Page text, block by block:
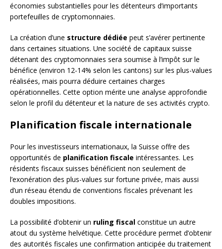
économies substantielles pour les détenteurs d’importants
portefeuilles de cryptomonnaies.
La création d’une structure dédiée peut s’avérer pertinente
dans certaines situations. Une société de capitaux suisse
détenant des cryptomonnaies sera soumise à l’impôt sur le
bénéfice (environ 12-14% selon les cantons) sur les plus-values
réalisées, mais pourra déduire certaines charges
opérationnelles. Cette option mérite une analyse approfondie
selon le profil du détenteur et la nature de ses activités crypto.
Planification fiscale internationale
Pour les investisseurs internationaux, la Suisse offre des
opportunités de planification fiscale intéressantes. Les
résidents fiscaux suisses bénéficient non seulement de
l’exonération des plus-values sur fortune privée, mais aussi
d’un réseau étendu de conventions fiscales prévenant les
doubles impositions.
La possibilité d’obtenir un ruling fiscal constitue un autre
atout du système helvétique. Cette procédure permet d’obtenir
des autorités fiscales une confirmation anticipée du traitement